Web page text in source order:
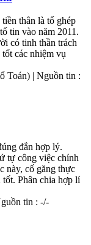
thân là tổ ghép
tin vào năm 2011.
có tinh thần trách
tốt các nhiệm vụ
Toán) | Nguồn tin :
đắn hợp lý.
tự công việc chính
này, cố găng thực
tốt. Phân chia hợp lí
tin : -/-